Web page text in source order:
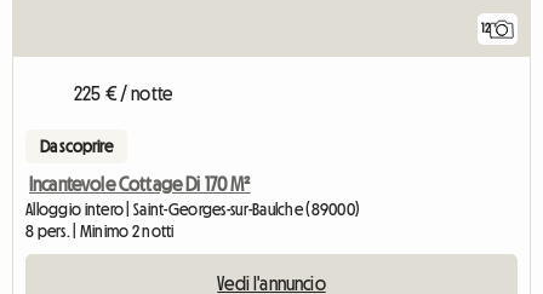
12
225 € / notte
Da scoprire
Incantevole Cottage Di 170 M²
Alloggio intero | Saint-Georges-sur-Baulche (89000)
8 pers. | Minimo 2 notti
Vedi l'annuncio